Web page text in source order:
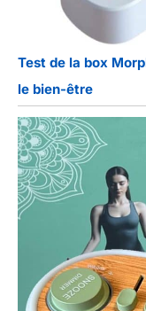
Test de la box
le bien-être